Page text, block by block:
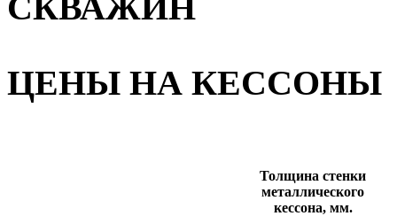
ЦЕНЫ НА КЕССОНЫ
Толщина стенки
металлического
кессона, мм.